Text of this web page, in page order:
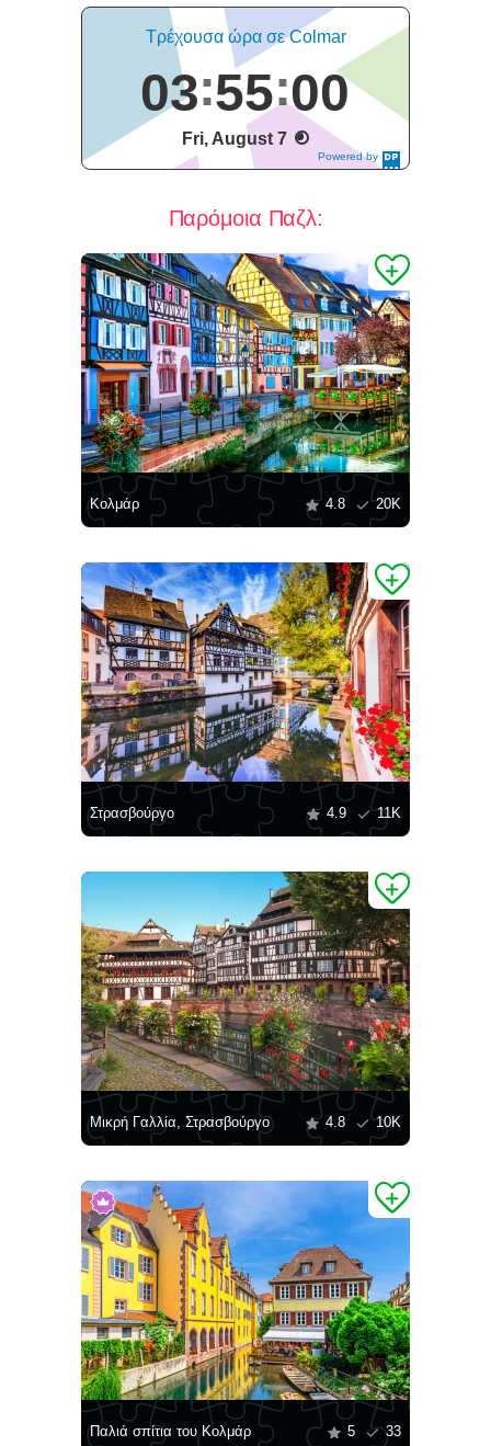
Powered by
DaysPedia.c
Τρέχουσα ώρα σε Colmar
03 55 01
Fri, August 7
Παρόμοια Παζλ:
Κολμάρ 4.8 20K
Στρασβούργο 4.9 11K
Μικρή Γαλλία, Στρασβούργο 4.8 10K
Παλιά σπίτια του Κολμάρ 5 33